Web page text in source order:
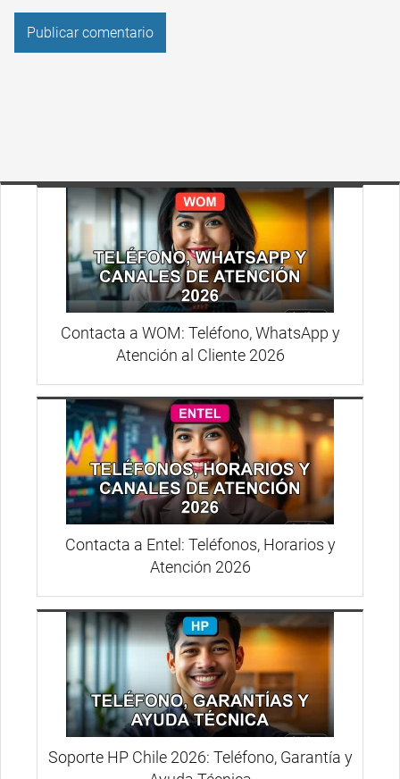
Contacta a WOM: Teléfono, WhatsApp y
Atención al Cliente 2026
Contacta a Entel: Teléfonos, Horarios y
Atención 2026
Soporte HP Chile 2026: Teléfono, Garantía y